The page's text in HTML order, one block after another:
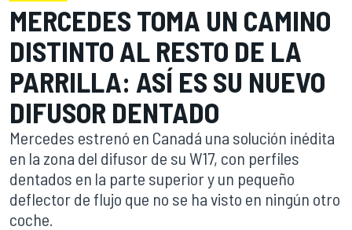
MERCEDES TOMA UN CAMINO
DISTINTO AL RESTO DE LA
PARRILLA: ASÍ ES SU NUEVO
DIFUSOR DENTADO
Mercedes estrenó en Canadá una solución inédita
en la zona del difusor de su W17, con perfiles
dentados en la parte superior y un pequeño
deflector de flujo que no se ha visto en ningún otro
coche.